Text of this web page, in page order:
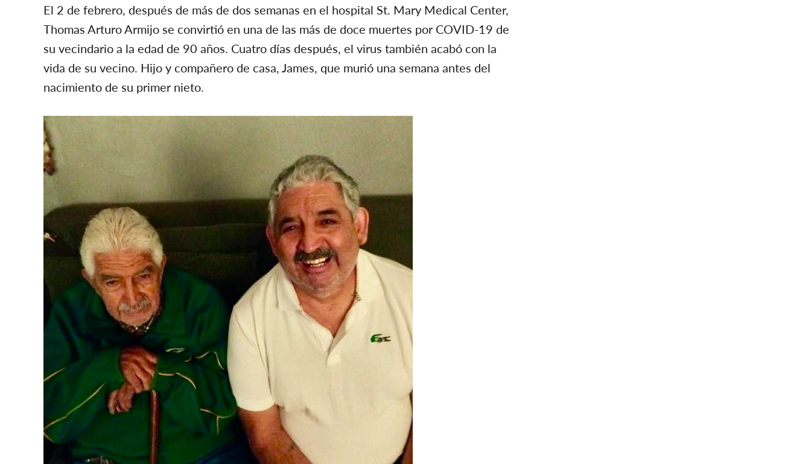
El 2 de febrero, después de más de dos semanas en el hospital St. Mary Medical Center,
Thomas Arturo Armijo se convirtió en una de las más de doce muertes por COVID-19 de
su vecindario a la edad de 90 años. Cuatro días después, el virus también acabó con la
vida de su vecino. Hijo y compañero de casa, James, que murió una semana antes del
nacimiento de su primer nieto.